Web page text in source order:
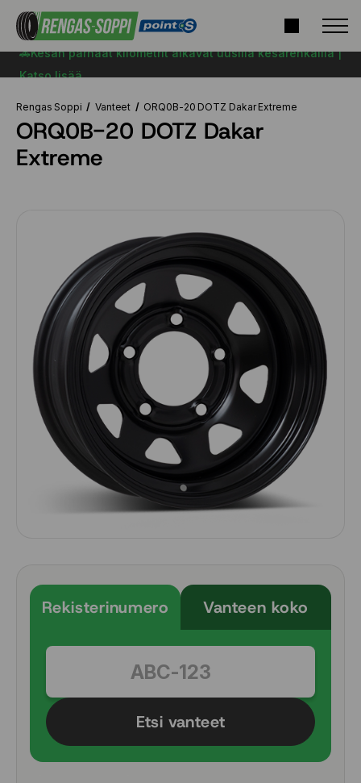
🚗Kesän parhaat kilometrit alkavat uusilla kesärenkailla |
Katso lisää
Rengas Soppi Vanteet ORQ0B-20 DOTZ Dakar Extreme
ORQ0B-20 DOTZ Dakar
Extreme
Rekisterinumero Vanteen koko
Etsi vanteet